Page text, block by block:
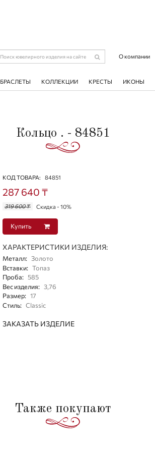
О компании
БРАСЛЕТЫ КОЛЛЕКЦИИ КРЕСТЫ ИКОНЫ
Кольцо . - 84851
КОД ТОВАРА: 84851
287 640 ₸
319 600 ₸ Скидка - 10%
Купить
ХАРАКТЕРИСТИКИ ИЗДЕЛИЯ:
Металл: Золото
Вставки: Топаз
Проба: 585
Вес изделия: 3,76
Размер: 17
Стиль: Classic
ЗАКАЗАТЬ ИЗДЕЛИЕ
Также покупают